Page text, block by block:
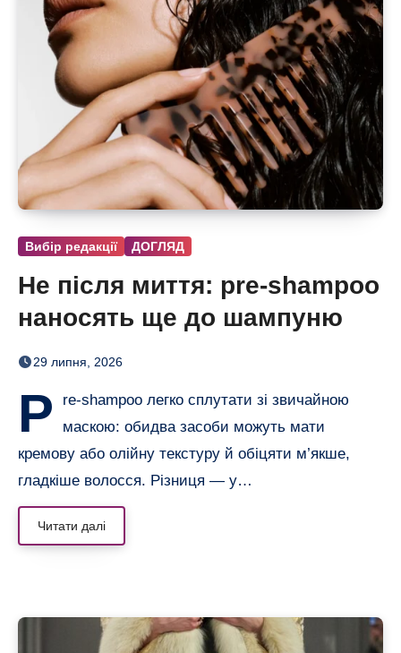
Вибір редакції ДОГЛЯД
Не після миття: pre-shampoo
наносять ще до шампуню
29 липня, 2026
P
re-shampoo легко сплутати зі звичайною
маскою: обидва засоби можуть мати
кремову або олійну текстуру й обіцяти м’якше,
гладкіше волосся. Різниця — у…
Читати далі